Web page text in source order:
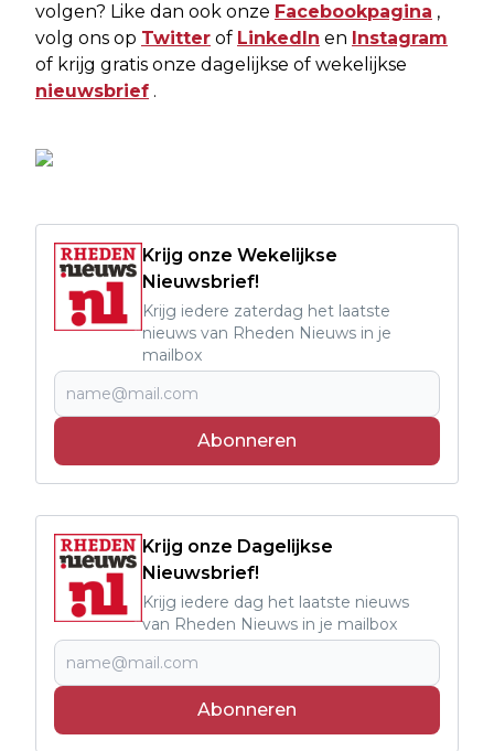
volgen? Like dan ook onze Facebookpagina ,
volg ons op Twitter of LinkedIn en Instagram
of krijg gratis onze dagelijkse of wekelijkse
nieuwsbrief .
Krijg onze Wekelijkse
Nieuwsbrief!
Krijg iedere zaterdag het laatste
nieuws van Rheden Nieuws in je
mailbox
Abonneren
Krijg onze Dagelijkse
Nieuwsbrief!
Krijg iedere dag het laatste nieuws
van Rheden Nieuws in je mailbox
Abonneren